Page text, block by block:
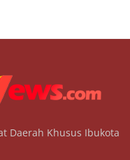
Daerah Khusus Ibukota